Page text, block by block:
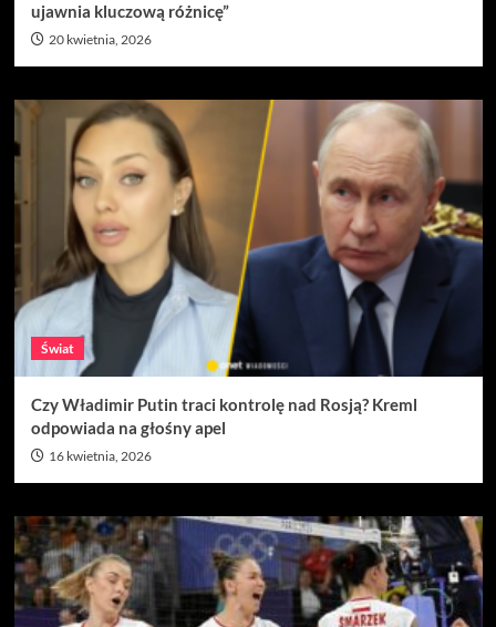
ujawnia kluczową różnicę”
20 kwietnia, 2026
Świat
Czy Władimir Putin traci kontrolę nad Rosją? Kreml
odpowiada na głośny apel
16 kwietnia, 2026